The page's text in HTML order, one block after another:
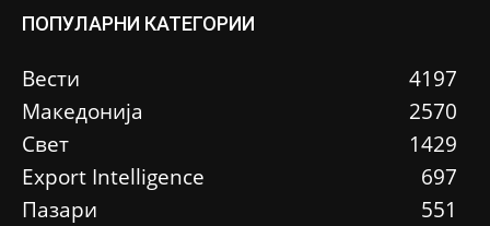
ПОПУЛАРНИ КАТЕГОРИИ
Вести
4197
Македонија
2570
Свет
1429
Еxport Intelligence
697
Пазари
551